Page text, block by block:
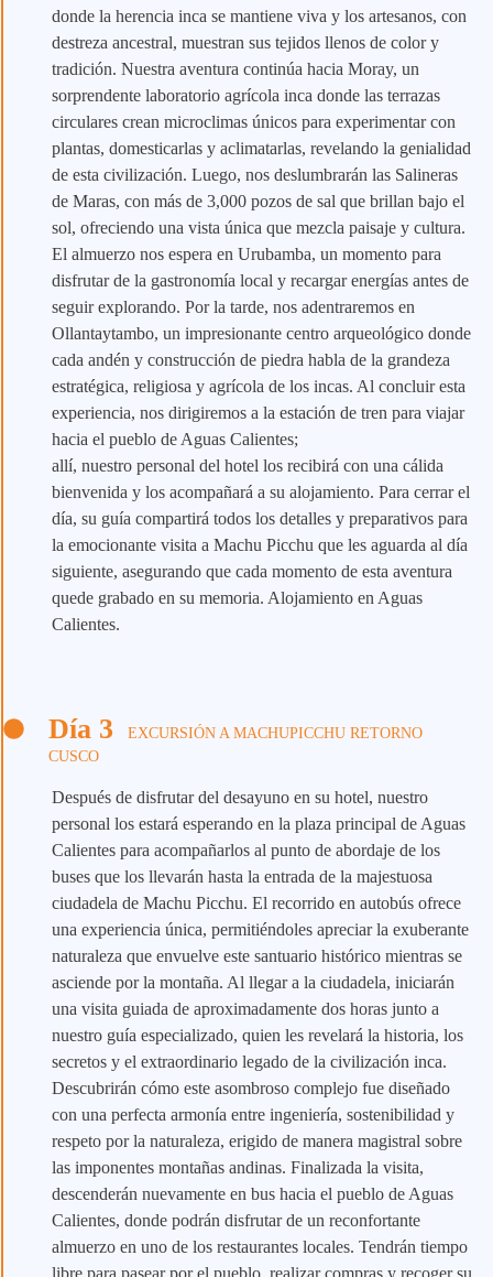
donde la herencia inca se mantiene viva y los artesanos, con
destreza ancestral, muestran sus tejidos llenos de color y
tradición. Nuestra aventura continúa hacia Moray, un
sorprendente laboratorio agrícola inca donde las terrazas
circulares crean microclimas únicos para experimentar con
plantas, domesticarlas y aclimatarlas, revelando la genialidad
de esta civilización. Luego, nos deslumbrarán las Salineras
de Maras, con más de 3,000 pozos de sal que brillan bajo el
sol, ofreciendo una vista única que mezcla paisaje y cultura.
El almuerzo nos espera en Urubamba, un momento para
disfrutar de la gastronomía local y recargar energías antes de
seguir explorando. Por la tarde, nos adentraremos en
Ollantaytambo, un impresionante centro arqueológico donde
cada andén y construcción de piedra habla de la grandeza
estratégica, religiosa y agrícola de los incas. Al concluir esta
experiencia, nos dirigiremos a la estación de tren para viajar
hacia el pueblo de Aguas Calientes;
allí, nuestro personal del hotel los recibirá con una cálida
bienvenida y los acompañará a su alojamiento. Para cerrar el
día, su guía compartirá todos los detalles y preparativos para
la emocionante visita a Machu Picchu que les aguarda al día
siguiente, asegurando que cada momento de esta aventura
quede grabado en su memoria. Alojamiento en Aguas
Calientes.
Día 3
EXCURSIÓN A MACHUPICCHU RETORNO
CUSCO
Después de disfrutar del desayuno en su hotel, nuestro
personal los estará esperando en la plaza principal de Aguas
Calientes para acompañarlos al punto de abordaje de los
buses que los llevarán hasta la entrada de la majestuosa
ciudadela de Machu Picchu. El recorrido en autobús ofrece
una experiencia única, permitiéndoles apreciar la exuberante
naturaleza que envuelve este santuario histórico mientras se
asciende por la montaña. Al llegar a la ciudadela, iniciarán
una visita guiada de aproximadamente dos horas junto a
nuestro guía especializado, quien les revelará la historia, los
secretos y el extraordinario legado de la civilización inca.
Descubrirán cómo este asombroso complejo fue diseñado
con una perfecta armonía entre ingeniería, sostenibilidad y
respeto por la naturaleza, erigido de manera magistral sobre
las imponentes montañas andinas. Finalizada la visita,
descenderán nuevamente en bus hacia el pueblo de Aguas
Calientes, donde podrán disfrutar de un reconfortante
almuerzo en uno de los restaurantes locales. Tendrán tiempo
libre para pasear por el pueblo, realizar compras y recoger su